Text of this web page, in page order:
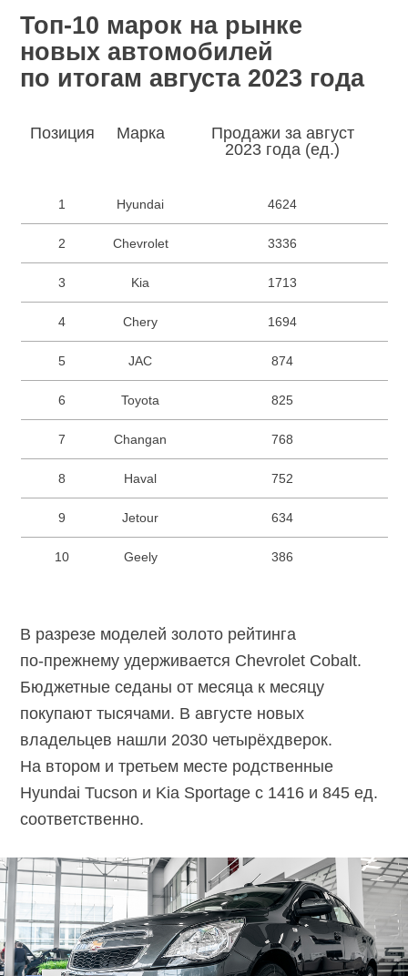
Топ-10 марок на рынке
новых автомобилей
по итогам августа 2023 года
Позиция Марка
Продажи за август
2023 года (ед.)
1 Hyundai 4624
2 Chevrolet 3336
3 Kia 1713
4 Chery 1694
5 JAC 874
6 Toyota 825
7 Changan 768
8 Haval 752
9 Jetour 634
10 Geely 386
В разрезе моделей золото рейтинга
по-прежнему удерживается Chevrolet Cobalt.
Бюджетные седаны от месяца к месяцу
покупают тысячами. В августе новых
владельцев нашли 2030 четырёхдверок.
На втором и третьем месте родственные
Hyundai Tucson и Kia Sportage с 1416 и 845 ед.
соответственно.